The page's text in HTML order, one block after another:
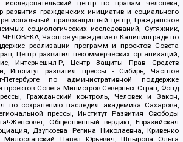
исследовательский центр по правам человека,
развития гражданских инициатив и социального
правозащитный центр, Гражданское
социологических исследований, Сутяжник,
Частное учреждение в Калининграде по
реализации программ и проектов Совета
Центр развития некоммерческих организаций,
Интернешнл-Р, Центр Защиты Прав Средств
Институт развития прессы - Сибирь, Частное
по административной поддержке
Совета Министров Северных Стран, Фонд
Гражданский контроль, Человек и Закон,
по сохранению наследия академика Сахарова,
прессы, Институт Развития Свободы
Женсовет, Общественный вердикт, Евразийская
Дзугкоева Регина Николаевна, Кривенко
Милославский Павел Юрьевич, Шнырова Ольга